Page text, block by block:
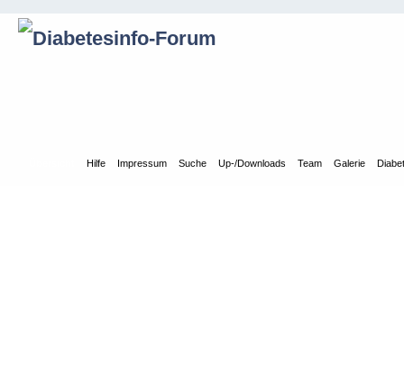
Hilfe Impressum Suche Up-/Downloads Team Galerie